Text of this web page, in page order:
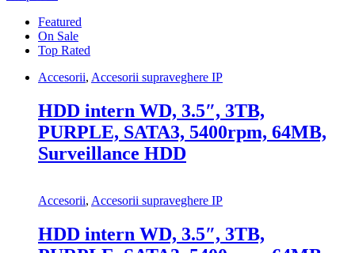
Featured
On Sale
Top Rated
Accesorii, Accesorii supraveghere IP
HDD intern WD, 3.5″, 3TB,
PURPLE, SATA3, 5400rpm, 64MB,
Surveillance HDD
Accesorii, Accesorii supraveghere IP
HDD intern WD, 3.5″, 3TB,